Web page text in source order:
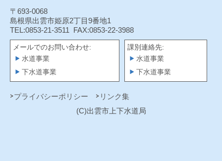
〒693-0068
島根県出雲市姫原2丁目9番地1
TEL:0853-21-3511
FAX:0853-22-3988
メールでのお問い合わせ:
水道事業
下水道事業
課別連絡先:
水道事業
下水道事業
プライバシーポリシー
リンク集
(C)出雲市上下水道局